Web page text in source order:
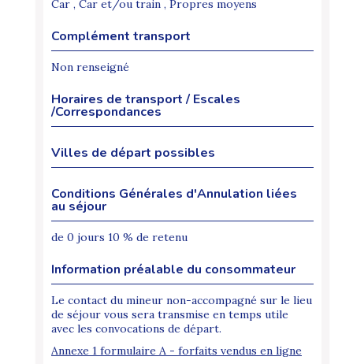
Car , Car et/ou train , Propres moyens
Complément transport
Non renseigné
Horaires de transport / Escales
/Correspondances
Villes de départ possibles
Conditions Générales d'Annulation liées
au séjour
de 0 jours 10 % de retenu
Information préalable du consommateur
Le contact du mineur non-accompagné sur le lieu
de séjour vous sera transmise en temps utile
avec les convocations de départ.
Annexe 1 formulaire A - forfaits vendus en ligne